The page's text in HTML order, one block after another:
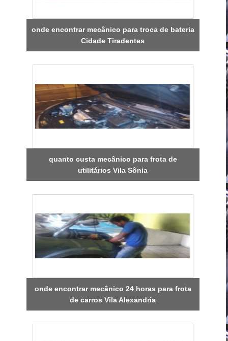
onde encontrar mecânico para troca de bateria
Cidade Tiradentes
quanto custa mecânico para frota de
utilitários Vila Sônia
onde encontrar mecânico 24 horas para frota
de carros Vila Alexandria